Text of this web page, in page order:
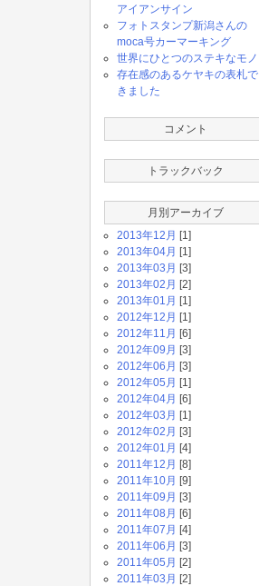
アイアンサイン
フォトスタンプ新潟さんの
moca号カーマーキング
世界にひとつのステキなモノ
存在感のあるケヤキの表札で
きました
コメント
トラックバック
月別アーカイブ
2013年12月 [1]
2013年04月 [1]
2013年03月 [3]
2013年02月 [2]
2013年01月 [1]
2012年12月 [1]
2012年11月 [6]
2012年09月 [3]
2012年06月 [3]
2012年05月 [1]
2012年04月 [6]
2012年03月 [1]
2012年02月 [3]
2012年01月 [4]
2011年12月 [8]
2011年10月 [9]
2011年09月 [3]
2011年08月 [6]
2011年07月 [4]
2011年06月 [3]
2011年05月 [2]
2011年03月 [2]